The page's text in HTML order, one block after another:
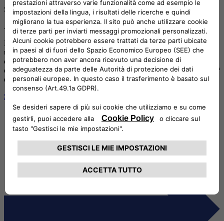
SPORT
Autonomy in corsa con il Giro d’Italia Handbike
Da oltre cinque anni Autonomy sostiene il Giro d’Italia Handbike,
uno degli eventi più importanti dedicati al ciclismo paralimpico,
contribuendo a promuovere sport, inclusione e partecipazione. Un
circuito che attraversa diverse città italiane e che nel 2026, con la 16ª
edizione, punta a rafforzare la propria dimensione internazionale.
Scopri il progetto